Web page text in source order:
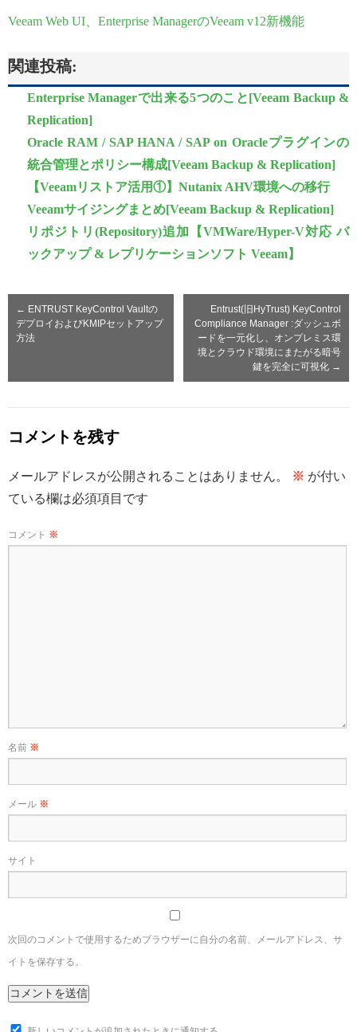
Veeam Web UI、Enterprise ManagerのVeeam v12新機能
関連投稿:
Enterprise Managerで出来る5つのこと[Veeam Backup &
Replication]
Oracle RAM / SAP HANA / SAP on Oracleプラグインの
統合管理とポリシー構成[Veeam Backup & Replication]
【Veeamリストア活用①】Nutanix AHV環境への移行
Veeamサイジングまとめ[Veeam Backup & Replication]
リポジトリ(Repository)追加【VMWare/Hyper-V対応 バ
ックアップ & レプリケーションソフト Veeam】
← ENTRUST KeyControl Vaultの
デプロイおよびKMIPセットアップ
方法
Entrust(旧HyTrust) KeyControl
Compliance Manager :ダッシュボ
ードを一元化し、オンプレミス環
境とクラウド環境にまたがる暗号
鍵を完全に可視化 →
コメントを残す
メールアドレスが公開されることはありません。 ※ が付い
ている欄は必須項目です
コメント ※
名前 ※
メール ※
サイト
次回のコメントで使用するためブラウザーに自分の名前、メールアドレス、サ
イトを保存する。